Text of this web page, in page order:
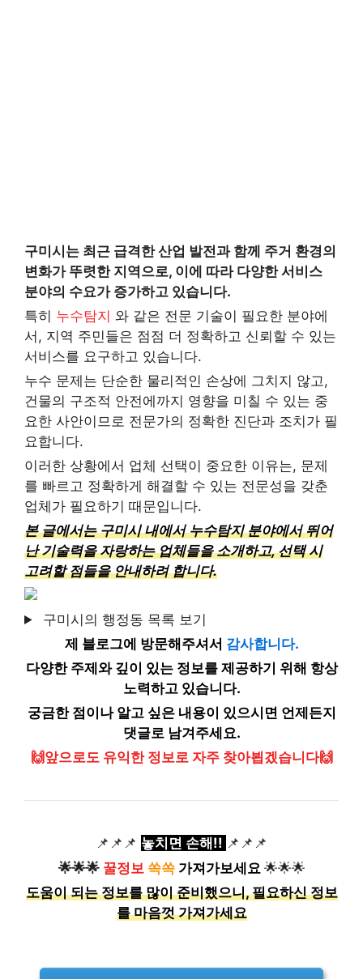
구미시는 최근 급격한 산업 발전과 함께 주거 환경의
변화가 뚜렷한 지역으로, 이에 따라 다양한 서비스
분야의 수요가 증가하고 있습니다.
특히 누수탐지 와 같은 전문 기술이 필요한 분야에
서, 지역 주민들은 점점 더 정확하고 신뢰할 수 있는
서비스를 요구하고 있습니다.
누수 문제는 단순한 물리적인 손상에 그치지 않고,
건물의 구조적 안전에까지 영향을 미칠 수 있는 중
요한 사안이므로 전문가의 정확한 진단과 조치가 필
요합니다.
이러한 상황에서 업체 선택이 중요한 이유는, 문제
를 빠르고 정확하게 해결할 수 있는 전문성을 갖춘
업체가 필요하기 때문입니다.
본 글에서는 구미시 내에서 누수탐지 분야에서 뛰어
난 기술력을 자랑하는 업체들을 소개하고, 선택 시
고려할 점들을 안내하려 합니다.
구미시의 행정동 목록 보기
제 블로그에 방문해주셔서 감사합니다.
다양한 주제와 깊이 있는 정보를 제공하기 위해 항상
노력하고 있습니다.
궁금한 점이나 알고 싶은 내용이 있으시면 언제든지
댓글로 남겨주세요.
🙌앞으로도 유익한 정보로 자주 찾아뵙겠습니다🙌
📌📌📌 놓치면 손해!! 📌📌📌
🌟🌟🌟 꿀정보 쏙쏙 가져가보세요 🌟🌟🌟
도움이 되는 정보를 많이 준비했으니, 필요하신 정보
를 마음껏 가져가세요